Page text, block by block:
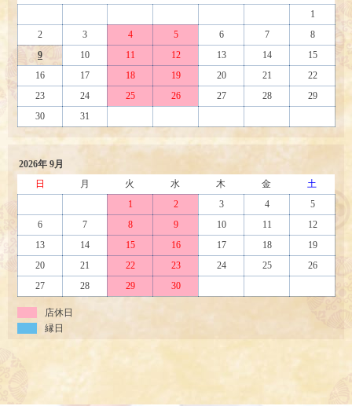
1
2
3 4 5 6 7
8
9
10 11 12 13 14
15
16
17 18 19 20 21
22
23
24 25 26 27 28
29
30
31
2026年 9月
日
月 火 水 木 金
土
1
2 3 4
5
6
7 8 9 10 11
12
13
14 15 16 17 18
19
20
21 22 23 24 25
26
27
28 29 30
店休日
縁日